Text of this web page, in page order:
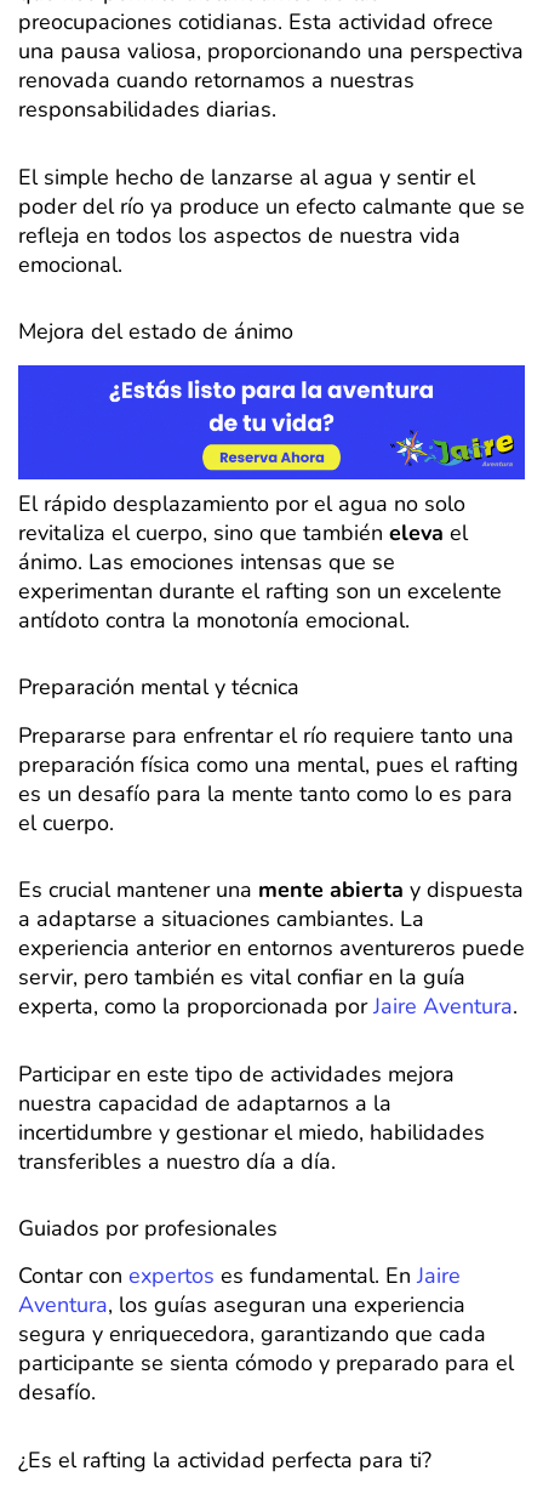
preocupaciones cotidianas. Esta actividad ofrece
una pausa valiosa, proporcionando una perspectiva
renovada cuando retornamos a nuestras
responsabilidades diarias.
El simple hecho de lanzarse al agua y sentir el
poder del río ya produce un efecto calmante que se
refleja en todos los aspectos de nuestra vida
emocional.
Mejora del estado de ánimo
El rápido desplazamiento por el agua no solo
revitaliza el cuerpo, sino que también eleva el
ánimo. Las emociones intensas que se
experimentan durante el rafting son un excelente
antídoto contra la monotonía emocional.
Preparación mental y técnica
Prepararse para enfrentar el río requiere tanto una
preparación física como una mental, pues el rafting
es un desafío para la mente tanto como lo es para
el cuerpo.
Es crucial mantener una mente abierta y dispuesta
a adaptarse a situaciones cambiantes. La
experiencia anterior en entornos aventureros puede
servir, pero también es vital confiar en la guía
experta, como la proporcionada porJaire Aventura.
Participar en este tipo de actividades mejora
nuestra capacidad de adaptarnos a la
incertidumbre y gestionar el miedo, habilidades
transferibles a nuestro día a día.
Guiados por profesionales
Contar con expertos es fundamental. EnJaire
Aventura, los guías aseguran una experiencia
segura y enriquecedora, garantizando que cada
participante se sienta cómodo y preparado para el
desafío.
¿Es el rafting la actividad perfecta para ti?